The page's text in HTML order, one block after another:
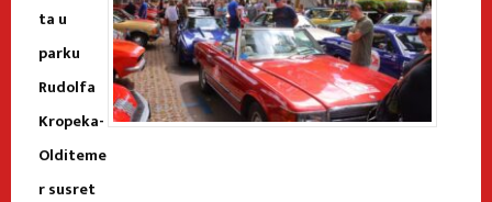
ta u
parku
Rudolfa
Kropeka-
Olditeme
r susret